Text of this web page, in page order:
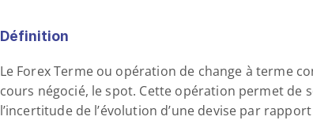
Définition
Le Forex Terme ou opération de change à terme
cours négocié, le spot. Cette opération permet de
l’incertitude de l’évolution d’une devise par